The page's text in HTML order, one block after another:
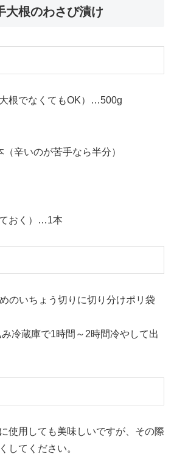
大根のわさび漬け
根でなくてもOK）…500g
辛いのが苦手なら半分）
おく）…1本
のいちょう切りに切り分けポリ袋
冷蔵庫で1時間～2時間冷やして出
使用しても美味しいですが、その際
してください。